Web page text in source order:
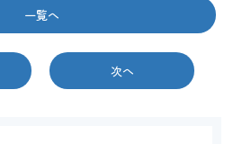
一覧へ
次へ